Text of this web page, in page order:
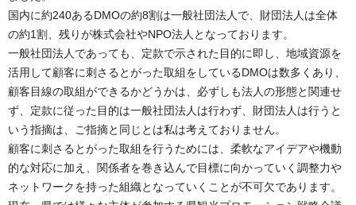
国内に約240あるDMOの約8割は一般社団法人で、財団法人は全体
の約1割、残りが株式会社やNPO法人となっております。
一般社団法人であっても、定款で示された目的に即し、地域資源を
活用して顧客に刺さるとがった取組をしているDMOは数多くあり、
顧客目線の取組ができるかどうかは、必ずしも法人の形態と関連せ
ず、定款に従った目的は一般社団法人は行わず、財団法人は行うと
いう指摘は、ご指摘と同じとは私は考えておりません。
顧客に刺さるとがった取組を行うためには、柔軟なアイデアや機動
的な対応に加え、関係者を巻き込んで目標に向かっていく調整力や
ネットワークを持った組織となっていくことが不可欠であります。